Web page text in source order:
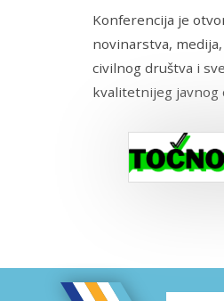
Konferencija je
novinarstva,
civilnog društva i
kvalitetnijeg javnog